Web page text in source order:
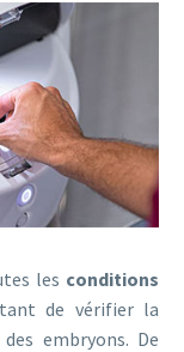
les conditions
de vérifier la
embryons. De